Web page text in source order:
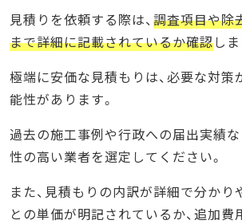
見積りを依頼する際は、調査項目や除
まで詳細に記載されているか確認し
極端に安価な見積もりは、必要な対策
能性があります。
過去の施工事例や行政への届出実績な
性の高い業者を選定してください。
また、見積もりの内訳が詳細で分かり
との単価が明記されているか、追加